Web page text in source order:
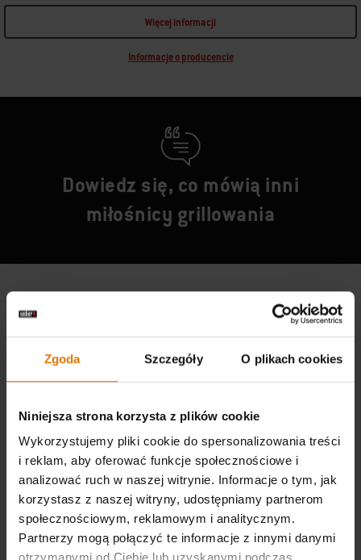
Zgoda Szczegóły O plikach cookies
Niniejsza strona korzysta z plików cookie
Wykorzystujemy pliki cookie do spersonalizowania treści
i reklam, aby oferować funkcje społecznościowe i
analizować ruch w naszej witrynie. Informacje o tym, jak
korzystasz z naszej witryny, udostępniamy partnerom
społecznościowym, reklamowym i analitycznym.
Partnerzy mogą połączyć te informacje z innymi danymi
Więcej informacji
Informacje o producencie
Dowiedz się, co mówią inni
miłośnicy grillowania